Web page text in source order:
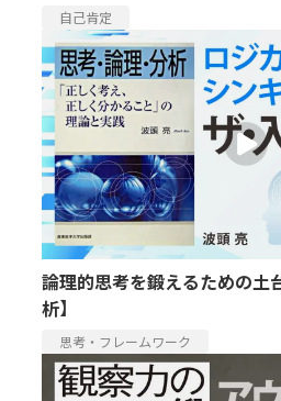
自己肯定
論理的思考を鍛えるための土
析】
思考・フレームワーク